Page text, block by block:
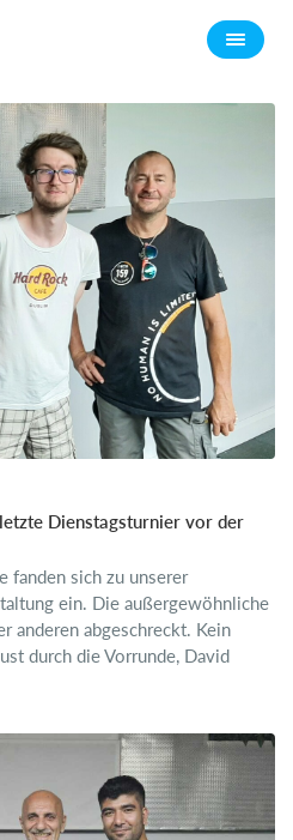
Dienstagsturnier vor der
fanden sich zu unserer
ein. Die außergewöhnliche
anderen abgeschreckt. Kein
durch die Vorrunde, David